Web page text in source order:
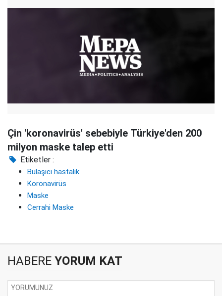
Çin 'koronavirüs' sebebiyle Türkiye'den 200
milyon maske talep etti
Etiketler :
Bulaşıcı hastalık
Koronavirüs
Maske
Cerrahi Maske
HABERE YORUM KAT